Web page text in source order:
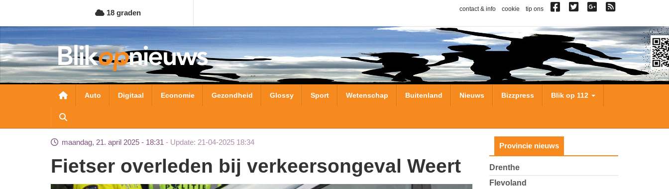
naar
de
inhoud
gaan
18 graden contact & info cookie tip ons
Hoofdnavigatie
Auto Digitaal Economie Gezondheid Glossy Sport Wetenschap Buitenland Nieuws Bizzpress Blik op 112
maandag, 21. april 2025 - 18:31 Update: 21-04-2025 18:34
Fietser overleden bij verkeersongeval Weert
Provincie nieuws
Drenthe
Flevoland